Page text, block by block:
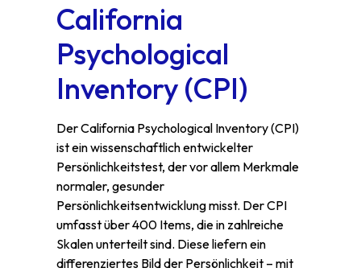
California
Psychological
Inventory (CPI)
Der California Psychological Inventory (CPI)
ist ein wissenschaftlich entwickelter
Persönlichkeitstest, der vor allem Merkmale
normaler, gesunder
Persönlichkeitsentwicklung misst. Der CPI
umfasst über 400 Items, die in zahlreiche
Skalen unterteilt sind. Diese liefern ein
differenziertes Bild der Persönlichkeit – mit